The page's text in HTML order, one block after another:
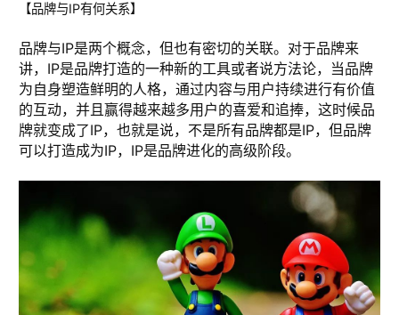
【品牌与IP有何关系】
品牌与IP是两个概念，但也有密切的关联。对于品牌来
讲，IP是品牌打造的一种新的工具或者说方法论，当品牌
为自身塑造鲜明的人格，通过内容与用户持续进行有价值
的互动，并且赢得越来越多用户的喜爱和追捧，这时候品
牌就变成了IP，也就是说，不是所有品牌都是IP，但品牌
可以打造成为IP，IP是品牌进化的高级阶段。